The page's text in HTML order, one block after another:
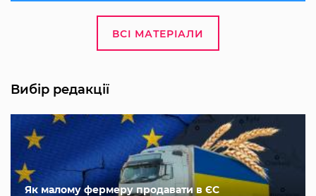
ВСІ МАТЕРІАЛИ
Вибір редакції
Як малому фермеру продавати в ЄС